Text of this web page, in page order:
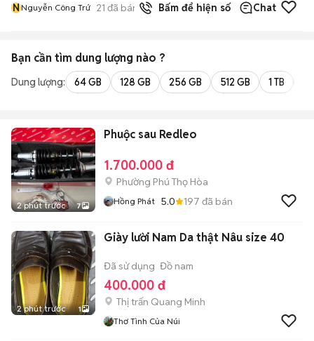
NNguyễn Công Trứ 21 đã bán Bấm để hiện số Chat
Bạn cần tìm dung lượng nào ?
Dung lượng: 64 GB 128 GB 256 GB 512 GB 1 TB
2 phút trước 7
Phuộc sau Redleo
1.700.000 đ
Phường Phú Thọ Hòa
Hồng Phát 5.0 197 đã bán
2 phút trước 1
Giày lười Nam Da thật Nâu size 40
Đã sử dụng Đồ nam
400.000 đ
Thị trấn Quang Minh
Thơ Tình Của Núi